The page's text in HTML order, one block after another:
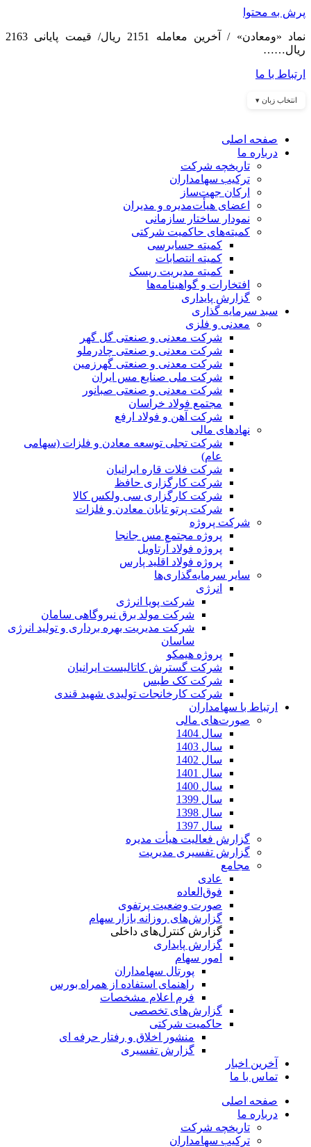
پرش به محتوا
نماد «ومعادن» / آخرین معامله 2151 ریال/ قیمت پایانی 2163
ریال……
ارتباط با ما
انتخاب زبان ▾
صفحه اصلی
درباره ما
تاریخچه شرکت
ترکیب سهامداران
ارکان جهت‌ساز
اعضای هیأت‌مدیره و مدیران
نمودار ساختار سازمانی
کمیته‌های حاکمیت شرکتی
کمیته حسابرسی
کمیته انتصابات
کمیته مدیریت ریسک
افتخارات و گواهینامه‌ها
گزارش پایداری
سبد سرمایه گذاری
معدنی و فلزی
شرکت معدنی و صنعتی گل گهر
شرکت معدنی و صنعتی چادرملو
شرکت معدنی و صنعتی گهرزمین
شرکت ملی صنایع مس ایران
شرکت معدنی و صنعتی صبانور
مجتمع فولاد خراسان
شرکت آهن و فولاد ارفع
نهادهای مالی
شرکت تجلی توسعه معادن و فلزات (سهامی
عام)
شرکت فلات قاره ایرانیان
شرکت کارگزاری حافظ
شرکت کارگزاری سی ولکس کالا
شرکت پرتو تابان معادن و فلزات
شرکت پروژه
پروژه مجتمع مس جانجا
پروژه فولاد آرتاویل
پروژه فولاد اقلید پارس
سایر سرمایه‌گذاری‌ها
انرژی
شرکت پویا انرژی
شرکت مولد برق نیروگاهی سامان
شرکت مدیریت بهره برداری و تولید انرژی
ساسان
پروژه هیمکو
شرکت گسترش کاتالیست ایرانیان
شرکت کک طبس
شرکت کارخانجات تولیدی شهید قندی
ارتباط با سهامداران
صورت‌های مالی
سال 1404
سال 1403
سال 1402
سال 1401
سال 1400
سال 1399
سال 1398
سال 1397
گزارش فعالیت هیأت مدیره
گزارش تفسیری مدیریت
مجامع
عادی
فوق‌العاده
صورت وضعیت پرتفوی
گزارش‌های روزانه بازار سهام
گزارش کنترل‌های داخلی
گزارش پایداری
امور سهام
پورتال سهامداران
راهنمای استفاده از همراه بورس
فرم اعلام مشخصات
گزارش‌های تخصصی
حاکمیت شرکتی
منشور اخلاق و رفتار حرفه­ ای
گزارش تفسیری
آخرین اخبار
تماس با ما
صفحه اصلی
درباره ما
تاریخچه شرکت
ترکیب سهامداران